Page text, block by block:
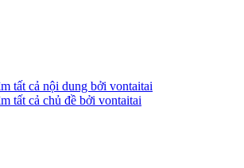
tất cả nội dung bởi vontaitai
tất cả chủ đề bởi vontaitai